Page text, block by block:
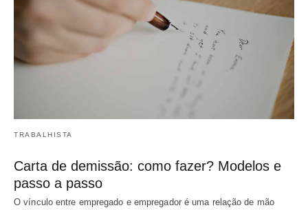
TRABALHISTA
Carta de demissão: como fazer? Modelos e
passo a passo
O vínculo entre empregado e empregador é uma relação de mão